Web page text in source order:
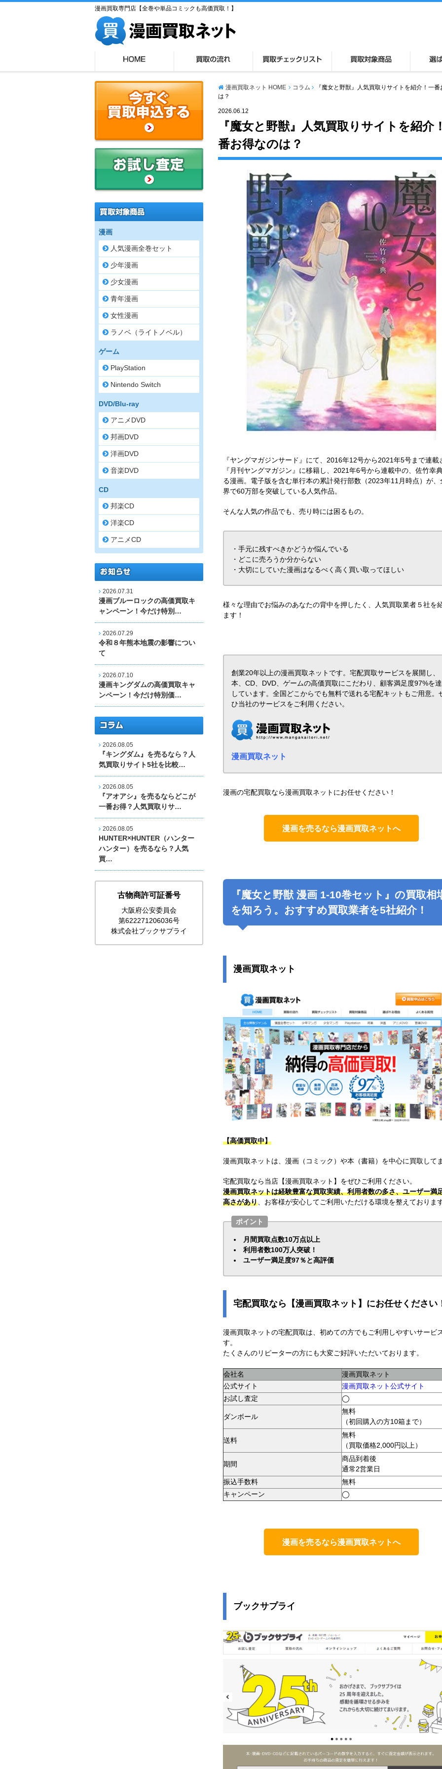
漫画買取専門店【全巻や単品コミックも高価買取！】
漫画買取ネット HOME コラム
『魔女と野獣』人気買取りサイトを紹介！一
は？
2026.06.12
『魔女と野獣』人気買取りサイトを紹介
番お得なのは？
『ヤングマガジンサード』にて、2016年12号から2021年5号まで連載
『月刊ヤングマガジン』に移籍し、2021年6号から連載中の、佐竹幸
る漫画。電子版を含む単行本の累計発行部数（2023年11月時点）が、
界で60万部を突破している人気作品。
そんな人気の作品でも、売り時には困るもの。
・手元に残すべきかどうか悩んでいる
・どこに売ろうか分からない
・大切にしていた漫画はなるべく高く買い取ってほしい
様々な理由でお悩みのあなたの背中を押したく、人気買取業者５社を
ます！
創業20年以上の漫画買取ネットです。宅配買取サービスを展開し、
本、CD、DVD、ゲームの高価買取にこだわり、顧客満足度97%を
しています。全国どこからでも無料で送れる宅配キットもご用意。
ひ当社のサービスをご利用ください。
漫画買取ネット
漫画の宅配買取なら漫画買取ネットにお任せください！
漫画を売るなら漫画買取ネットへ
『魔女と野獣 漫画 1-10巻セット』の買取相
を知ろう。おすすめ買取業者を5社紹介！
漫画買取ネット
【高価買取中】
漫画買取ネットは、漫画（コミック）や本（書籍）を中心に買取して
宅配買取なら当店【漫画買取ネット】をぜひご利用ください。
漫画買取ネットは経験豊富な買取実績、利用者数の多さ、ユーザー満
高さがあり 、お客様が安心してご利用いただける環境を整えておりま
ポイント
月間買取点数10万点以上
利用者数100万人突破！
ユーザー満足度97％と高評価
宅配買取なら【漫画買取ネット】にお任せください
漫画買取ネットの宅配買取は、初めての方でもご利用しやすいサービ
す。
たくさんのリピーターの方にも大変ご好評いただいております。
会社名
漫画買取ネット
公式サイト
漫画買取ネット公式サイト
お試し査定
◯
ダンボール
無料
（初回購入の方10箱まで）
送料
無料
（買取価格2,000円以上）
期間
商品到着後
通常2営業日
振込手数料
無料
キャンペーン
◯
漫画を売るなら漫画買取ネットへ
ブックサプライ
漫画
人気漫画全巻セット
少年漫画
少女漫画
青年漫画
女性漫画
ラノベ（ライトノベル）
ゲーム
PlayStation
Nintendo Switch
DVD/Blu-ray
アニメDVD
邦画DVD
洋画DVD
音楽DVD
CD
邦楽CD
洋楽CD
アニメCD
2026.07.31
漫画ブルーロックの高価買取キ
ャンペーン！今だけ特別…
2026.07.29
令和８年熊本地震の影響につい
て
2026.07.10
漫画キングダムの高価買取キャ
ンペーン！今だけ特別価…
2026.08.05
『キングダム』を売るなら？人
気買取りサイト5社を比較…
2026.08.05
『アオアシ』を売るならどこが
一番お得？人気買取りサ…
2026.08.05
HUNTER×HUNTER（ハンター
ハンター）を売るなら？人気
買…
古物商許可証番号
大阪府公安委員会
第622271206036号
株式会社ブックサプライ